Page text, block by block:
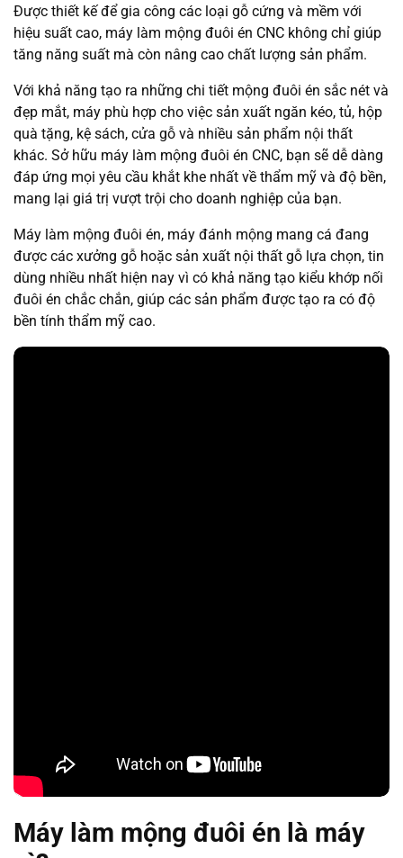
Được thiết kế để gia công các loại gỗ cứng và mềm với
hiệu suất cao, máy làm mộng đuôi én CNC không chỉ giúp
tăng năng suất mà còn nâng cao chất lượng sản phẩm.
Với khả năng tạo ra những chi tiết mộng đuôi én sắc nét và
đẹp mắt, máy phù hợp cho việc sản xuất ngăn kéo, tủ, hộp
quà tặng, kệ sách, cửa gỗ và nhiều sản phẩm nội thất
khác. Sở hữu máy làm mộng đuôi én CNC, bạn sẽ dễ dàng
đáp ứng mọi yêu cầu khắt khe nhất về thẩm mỹ và độ bền,
mang lại giá trị vượt trội cho doanh nghiệp của bạn.
Máy làm mộng đuôi én, máy đánh mộng mang cá đang
được các xưởng gỗ hoặc sản xuất nội thất gỗ lựa chọn, tin
dùng nhiều nhất hiện nay vì có khả năng tạo kiểu khớp nối
đuôi én chắc chắn, giúp các sản phẩm được tạo ra có độ
bền tính thẩm mỹ cao.
Máy làm mộng đuôi én là máy